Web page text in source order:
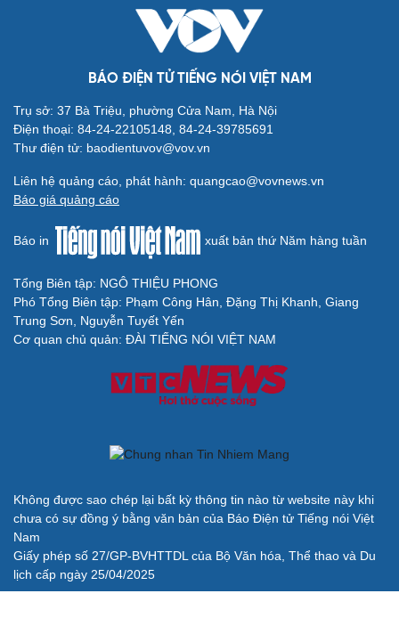
Podcast
Đọc truyện đêm khuya
Kể chuyện cho bé
Hạt giống tâm hồn
Cải chính
BÁO ĐIỆN TỬ TIẾNG NÓI VIỆT NAM
Trụ sở: 37 Bà Triệu, phường Cửa Nam, Hà Nội
Điện thoại: 84-24-22105148, 84-24-39785691
Thư điện tử: baodientuvov@vov.vn
Liên hệ quảng cáo, phát hành: quangcao@vovnews.vn
Báo giá quảng cáo
Báo in xuất bản thứ Năm hàng tuần
Tổng Biên tập: NGÔ THIỆU PHONG
Phó Tổng Biên tập: Phạm Công Hân, Đặng Thị Khanh, Giang
Trung Sơn, Nguyễn Tuyết Yến
Cơ quan chủ quản: ĐÀI TIẾNG NÓI VIỆT NAM
Không được sao chép lại bất kỳ thông tin nào từ website này khi
chưa có sự đồng ý bằng văn bản của Báo Điện tử Tiếng nói Việt
Nam
Giấy phép số 27/GP-BVHTTDL của Bộ Văn hóa, Thể thao và Du
lịch cấp ngày 25/04/2025